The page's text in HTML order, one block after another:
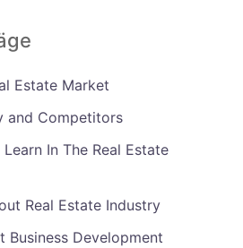
Estate Market
and Competitors
In The Real Estate
Real Estate Industry
Business Development